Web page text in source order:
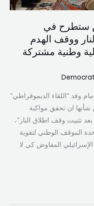
ستطرح في
ووقف الهدم
وطنية مشتركة
وفد “اللقاء الديموقراطي”
شأنها ان تحقق مواكبة
تثبيت وقف اطلاق النار”،
الموقف الوطني لتقوية
المفاوض كي لا